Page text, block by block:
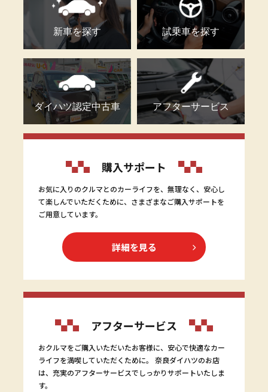
新車を探す 試乗車を探す
ダイハツ認定中古車 アフターサービス
購入サポート
お気に入りのクルマとのカーライフを、無理なく、安心し
て楽しんでいただくために、さまざまなご購入サポートを
ご用意しています。
詳細を見る
アフターサービス
おクルマをご購入いただいたお客様に、安心で快適なカー
ライフを満喫していただくために。 奈良ダイハツのお店
は、充実のアフターサービスでしっかりサポートいたしま
す。